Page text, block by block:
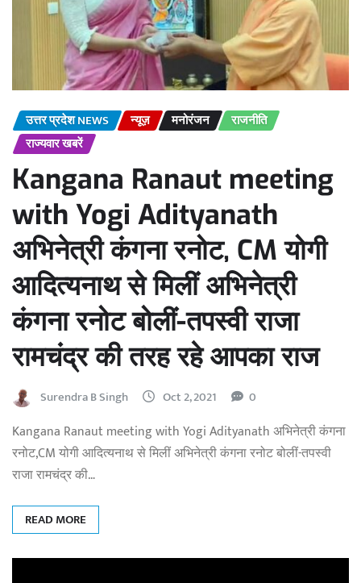
उत्तर प्रदेश NEWS न्यूज़ मनोरंजन
राजनीति
राज्यवार खबरें
Kangana Ranaut meeting
with Yogi Adityanath
अभिनेत्री कंगना रनोट, CM योगी
आदित्यनाथ से मिलीं अभिनेत्री
कंगना रनोट बोलीं-तपस्वी राजा
रामचंद्र की तरह रहे आपका राज
Surendra B Singh Oct 2, 2021 0
Kangana Ranaut meeting with Yogi Adityanath अभिनेत्री कंगना
रनोट,CM योगी आदित्यनाथ से मिलीं अभिनेत्री कंगना रनोट बोलीं-तपस्वी
राजा रामचंद्र की…
READ MORE